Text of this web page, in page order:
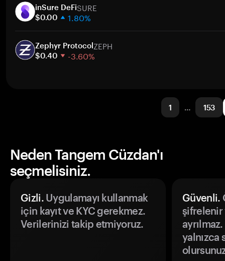
30 gün
Piyasa değeri
inSure DeFiSURE
$0.00 1.80%
30 gün
Piyasa değeri
Zephyr ProtocolZEPH
$0.40 -3.60%
1 … 153
Neden Tangem Cüzdan'ı
seçmelisiniz.
Gizli.Uygulamayı kullanmak
için kayıt ve KYC gerekmez.
Verilerinizi takip etmiyoruz.
Güvenli.
şifrelenir
yalnızca